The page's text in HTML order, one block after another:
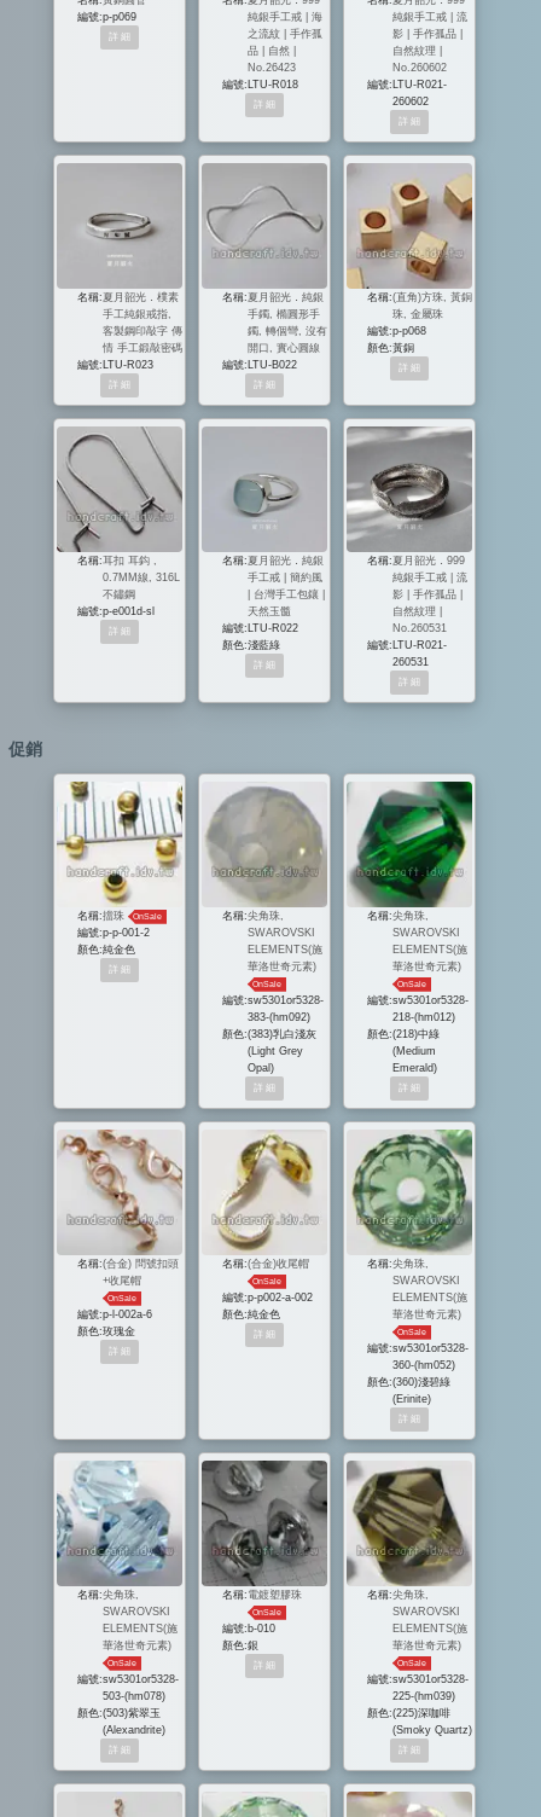
編號:p-p069
純銀手工戒 | 海
之流紋 | 手作孤
品 | 自然 |
No.26423
編號: LTU-R018
純銀手工戒 | 流
影 | 手作孤品 |
自然紋理 |
No.260602
編號: LTU-R021-
260602
名稱:夏月韶光．樸素
手工純銀戒指,
客製鋼印敲字 傳
情 手工鍛敲密碼
編號: LTU-R023
名稱:夏月韶光．純銀
手鐲, 橢圓形手
鐲, 轉個彎, 沒有
開口, 實心圓線
編號: LTU-B022
名稱:(直角)方珠, 黃銅
珠, 金屬珠
編號:p-p068
顏色:黃銅
名稱:耳扣 耳鈎 ,
0.7MM線, 316L
不鏽鋼
編號:p-e001d-sl
名稱:夏月韶光．純銀
手工戒 | 簡約風
| 台灣手工包鑲 |
天然玉髓
編號: LTU-R022
顏色:淺藍綠
名稱:夏月韶光．999
純銀手工戒 | 流
影 | 手作孤品 |
自然紋理 |
No.260531
編號: LTU-R021-
260531
促銷
名稱:擋珠 OnSale
編號:p-p-001-2
顏色:純金色
名稱:尖角珠,
SWAROVSKI
ELEMENTS(施
華洛世奇元素)
OnSale
編號:sw5301or5328-
383-(hm092)
顏色:(383)乳白淺灰
(Light Grey
Opal)
名稱:尖角珠,
SWAROVSKI
ELEMENTS(施
華洛世奇元素)
OnSale
編號:sw5301or5328-
218-(hm012)
顏色:(218)中綠
(Medium
Emerald)
名稱:(合金) 問號扣頭
+收尾帽
OnSale
編號:p-l-002a-6
顏色:玫瑰金
名稱:(合金)收尾帽
OnSale
編號:p-p002-a-002
顏色:純金色
名稱:尖角珠,
SWAROVSKI
ELEMENTS(施
華洛世奇元素)
OnSale
編號:sw5301or5328-
360-(hm052)
顏色:(360)淺碧綠
(Erinite)
名稱:尖角珠,
SWAROVSKI
ELEMENTS(施
華洛世奇元素)
OnSale
編號:sw5301or5328-
503-(hm078)
顏色:(503)紫翠玉
(Alexandrite)
名稱: 電鍍塑膠珠
OnSale
編號: b-010
顏色:銀
名稱:尖角珠,
SWAROVSKI
ELEMENTS(施
華洛世奇元素)
OnSale
編號:sw5301or5328-
225-(hm039)
顏色:(225)深咖啡
(Smoky Quartz)